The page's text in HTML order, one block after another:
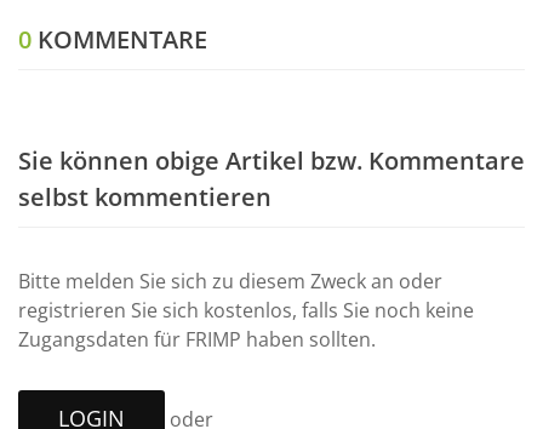
0 KOMMENTARE
Sie können obige Artikel bzw. Kommentare
selbst kommentieren
Bitte melden Sie sich zu diesem Zweck an oder
registrieren Sie sich kostenlos, falls Sie noch keine
Zugangsdaten für FRIMP haben sollten.
LOGIN oder